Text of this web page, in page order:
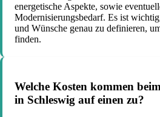
energetische Aspekte, sowie
Modernisierungsbedarf. Es ist
und Wünsche genau zu definieren,
finden.
Welche Kosten kommen
in Schleswig auf einen zu?